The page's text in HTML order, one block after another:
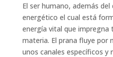
El ser humano, además
energético el cual está
energía vital que impregna
materia. El prana fluye por
unos canales específicos y